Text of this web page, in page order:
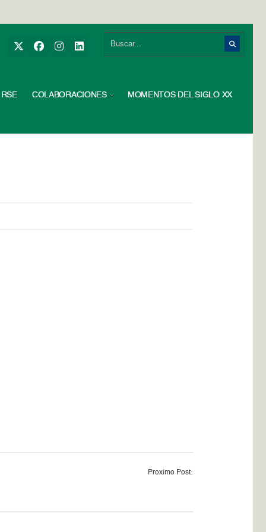
RSE COLABORACIONES MOMENTOS DEL SIGLO XX
Proximo Post: